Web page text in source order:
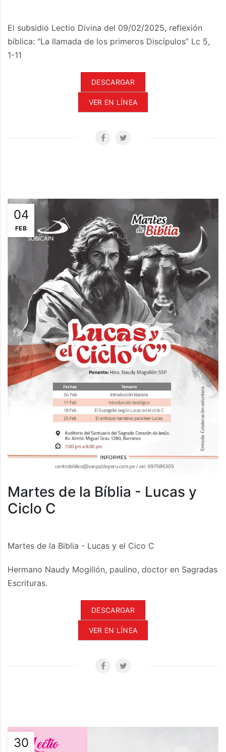
El subsidio Lectio Divina del 09/02/2025, reflexión
bíblica: "La llamada de los primeros Discípulos” Lc 5,
1-11
DESCARGAR
VER EN LÍNEA
04
FEB
Martes de la Bíblia - Lucas y
Ciclo C
Martes de la Biblia - Lucas y el Cico C
Hermano Naudy Mogillón, paulino, doctor en Sagradas
Escrituras.
DESCARGAR
VER EN LÍNEA
30